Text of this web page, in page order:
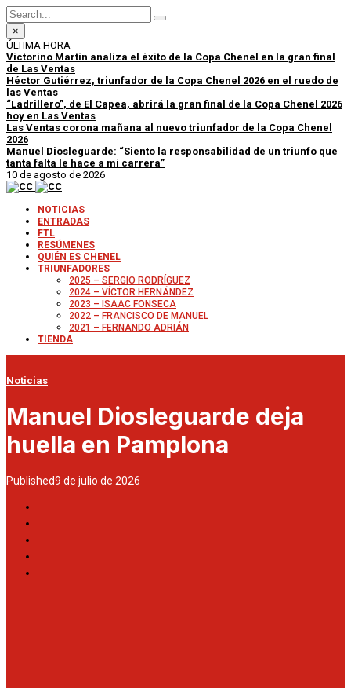
×
ÚLTIMA HORA
Victorino Martín analiza el éxito de la Copa Chenel en la gran final
de Las Ventas
Héctor Gutiérrez, triunfador de la Copa Chenel 2026 en el ruedo de
las Ventas
“Ladrillero”, de El Capea, abrirá la gran final de la Copa Chenel 2026
hoy en Las Ventas
Las Ventas corona mañana al nuevo triunfador de la Copa Chenel
2026
Manuel Diosleguarde: “Siento la responsabilidad de un triunfo que
tanta falta le hace a mi carrera”
10 de agosto de 2026
NOTICIAS
ENTRADAS
FTL
RESÚMENES
QUIÉN ES CHENEL
TRIUNFADORES
2025 – SERGIO RODRÍGUEZ
2024 – VÍCTOR HERNÁNDEZ
2023 – ISAAC FONSECA
2022 – FRANCISCO DE MANUEL
2021 – FERNANDO ADRIÁN
TIENDA
Noticias
Manuel Diosleguarde deja
huella en Pamplona
Published9 de julio de 2026